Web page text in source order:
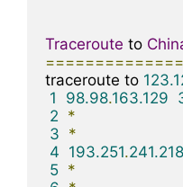
Traceroute to
traceroute to
1
98.98.163.129
2 *
3 *
4 193.251.241.218
5 *